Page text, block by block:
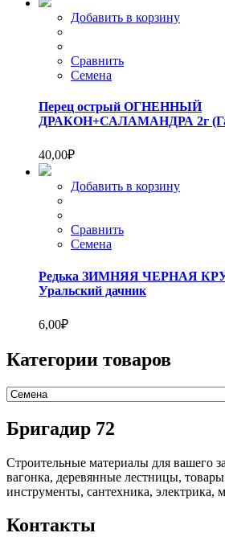
Добавить в корзину
Сравнить
Семена
Перец острый ОГНЕННЫЙ
ДРАКОН+САЛАМАНДРА 2г
40,00₽
Добавить в корзину
Сравнить
Семена
Редька ЗИМНЯЯ ЧЕРНАЯ
Уральский дачник
6,00₽
Категории товаров
Бригадир 72
Строительные материалы для вашего
вагонка, деревянные лестницы,
инструменты, сантехника, электрика,
Контакты